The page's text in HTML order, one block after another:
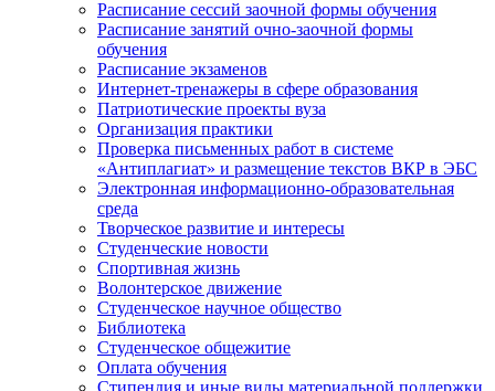
Расписание сессий заочной формы обучения
Расписание занятий очно-заочной формы
обучения
Расписание экзаменов
Интернет-тренажеры в сфере образования
Патриотические проекты вуза
Организация практики
Проверка письменных работ в системе
«Антиплагиат» и размещение текстов ВКР в ЭБС
Электронная информационно-образовательная
среда
Творческое развитие и интересы
Студенческие новости
Спортивная жизнь
Волонтерское движение
Студенческое научное общество
Библиотека
Студенческое общежитие
Оплата обучения
Стипендия и иные виды материальной поддержки